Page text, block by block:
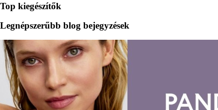
Top kiegészítők
Legnépszerűbb blog bejegyzések